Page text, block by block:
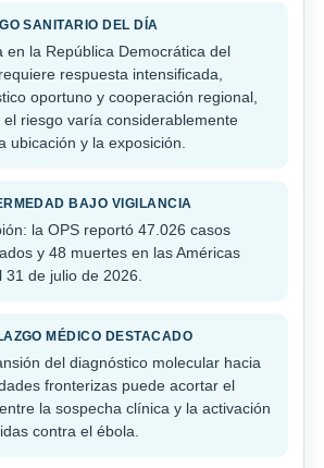
SANITARIO DEL DÍA
en la República Democrática del
respuesta intensificada,
oportuno y cooperación regional,
el riesgo varía considerablemente
ubicación y la exposición.
BAJO VIGILANCIA
la OPS reportó 47.026 casos
y 48 muertes en las Américas
31 de julio de 2026.
MÉDICO DESTACADO
del diagnóstico molecular hacia
fronterizas puede acortar el
la sospecha clínica y la activación
contra el ébola.